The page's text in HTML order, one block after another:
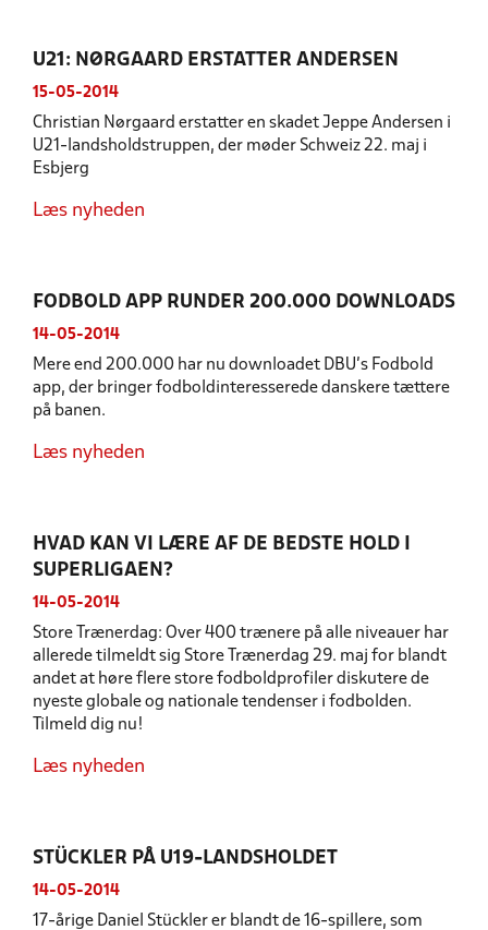
U21: NØRGAARD ERSTATTER ANDERSEN
15-05-2014
Christian Nørgaard erstatter en skadet Jeppe Andersen i
U21-landsholdstruppen, der møder Schweiz 22. maj i
Esbjerg
Læs nyheden
FODBOLD APP RUNDER 200.000 DOWNLOADS
14-05-2014
Mere end 200.000 har nu downloadet DBU’s Fodbold
app, der bringer fodboldinteresserede danskere tættere
på banen.
Læs nyheden
HVAD KAN VI LÆRE AF DE BEDSTE HOLD I
SUPERLIGAEN?
14-05-2014
Store Trænerdag: Over 400 trænere på alle niveauer har
allerede tilmeldt sig Store Trænerdag 29. maj for blandt
andet at høre flere store fodboldprofiler diskutere de
nyeste globale og nationale tendenser i fodbolden.
Tilmeld dig nu!
Læs nyheden
STÜCKLER PÅ U19-LANDSHOLDET
14-05-2014
17-årige Daniel Stückler er blandt de 16-spillere, som